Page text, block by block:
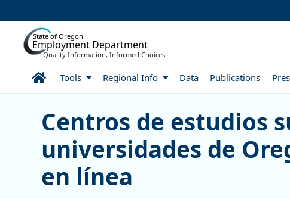
State of Oregon
Employment Department
Quality Information, Informed Choices
HomeTools Regional Info Data Publications
Centros de estudios
Centros de estudios
universidades de
en línea